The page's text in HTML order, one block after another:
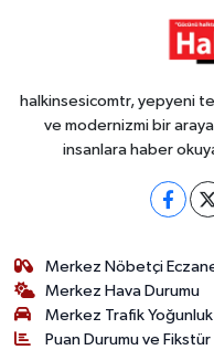
halkinsesicomtr, yepyeni
ve modernizmi bir
insanlara haber
Merkez Nöbetçi
Merkez Hava Durumu
Merkez Trafik Yoğunluk
Puan Durumu ve Fikstür